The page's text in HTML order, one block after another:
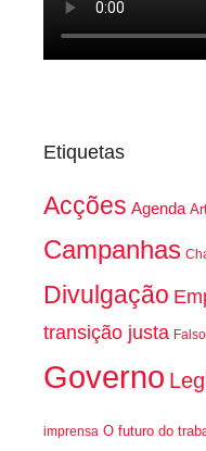
Etiquetas
Acções Agenda
Campanhas
Divulgação
transição justa
Governo
imprensa O futuro do